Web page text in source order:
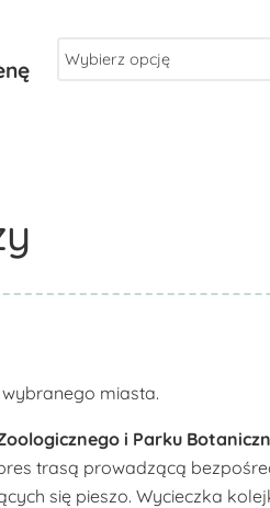
miasta.
i Parku
trasą prowadzącą
się pieszo. Wycieczka